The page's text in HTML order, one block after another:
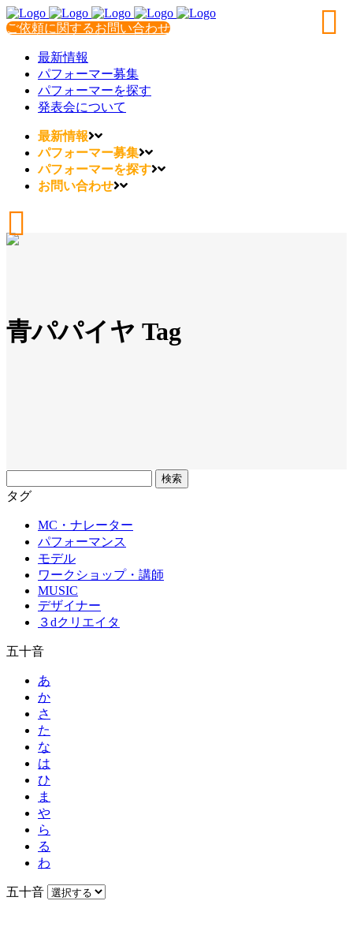
ご依頼に関するお問い合わせ
最新情報
パフォーマー募集
パフォーマーを探す
発表会について
最新情報
パフォーマー募集
パフォーマーを探す
お問い合わせ
青パパイヤ Tag
リ
タグ
MC・ナレーター
パフォーマンス
モデル
ワークショップ・講師
MUSIC
デザイナー
３dクリエイタ
五十音
あ
か
さ
た
な
は
ひ
ま
や
ら
る
わ
五十音